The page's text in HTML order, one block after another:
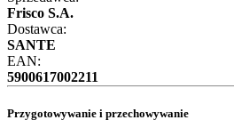
Frisco S.A.
Dostawca:
SANTE
EAN:
5900617002211
Przygotowywanie i przechowywanie